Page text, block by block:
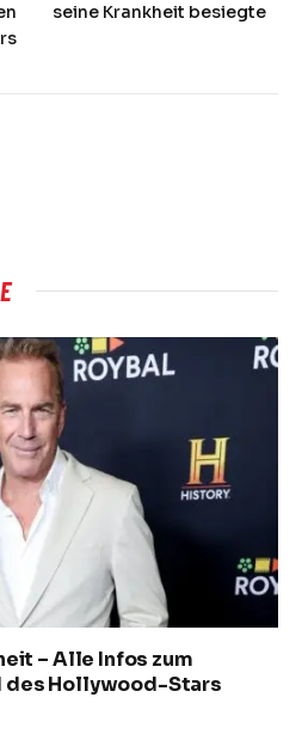
seine Krankheit besiegte
– Alle Infos zum
des Hollywood-Stars